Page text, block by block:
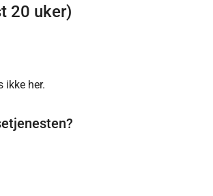
20 uker)
ikke her.